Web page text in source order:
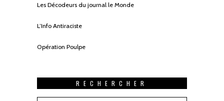
Les Décodeurs du journal le Monde
L’Info Antiraciste
Opération Poulpe
RECHERCHER